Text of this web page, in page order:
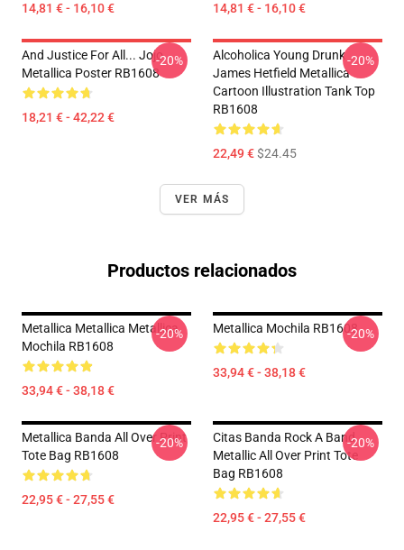
14,81 € - 16,10 € 14,81 € - 16,10 €
And Justice For All... Jojo
Metallica Poster RB1608
18,21 € - 42,22 €
-20%
Alcoholica Young Drunk
James Hetfield Metallica
Cartoon Illustration Tank Top
RB1608
22,49 €$24.45
-20%
VER MÁS
Productos relacionados
Metallica Metallica Metallica
Mochila RB1608
33,94 € - 38,18 €
-20% Metallica Mochila RB1608
33,94 € - 38,18 €
-20%
Metallica Banda All Over Print
Tote Bag RB1608
22,95 € - 27,55 €
-20%
Citas Banda Rock A Band
Metallic All Over Print Tote
Bag RB1608
22,95 € - 27,55 €
-20%